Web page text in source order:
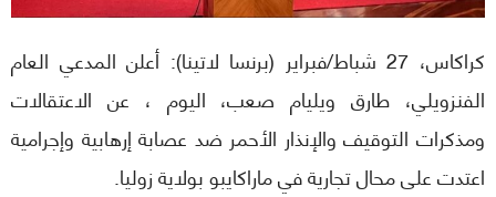
كراكاس، 27 شباط/فبراير (برنسا لاتينا): أعلن المدعي العام
الفنزويلي، طارق ويليام صعب، اليوم ، عن الاعتقالات
ومذكرات التوقيف والإنذار الأحمر ضد عصابة إرهابية وإجرامية
اعتدت على محال تجارية في ماراكايبو بولاية زوليا.